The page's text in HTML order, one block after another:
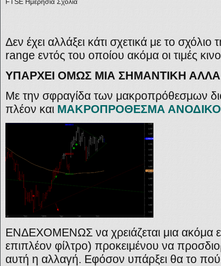
Δεν έχει αλλάξει κάτι σχετικά με το
range εντός του οποίου ακόμα οι τιμές
ΥΠΑΡΧΕΙ ΟΜΩΣ ΜΙΑ ΣΗΜΑΝΤΙΚΗ
Με την σφραγίδα των μακροπρόθεσμων
πλέον και ΜΑΚΡΟΠΡΟΘΕΣΜΑ
ΕΝΔΕΧΟΜΕΝΩΣ να χρειάζεται μια ακόμα
επιπλέον φίλτρο) προκειμένου να
αυτή η αλλαγή. Εφόσον υπάρξει θα το